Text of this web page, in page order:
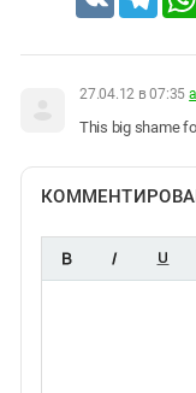
27.04.12 в 07:35
This big shame